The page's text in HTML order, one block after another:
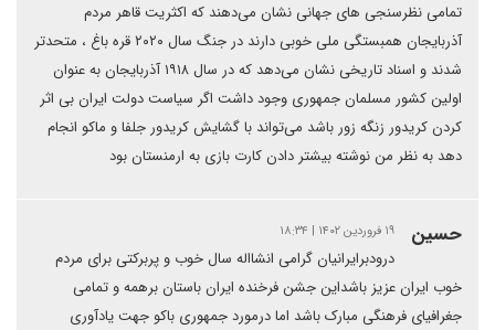
تمامی نظرسنجی های جهانی نشان می‌دهند که اکثریت قاهر مردم
آذربایجان همبستگی ملی خوبی دارند در جنگ سال ۲۰۲۰ قره باغ ، متحدتر
شدند و اسناد تاریخی نشان می‌دهد که در سال ۱۹۱۸ آذربایجان به عنوان
اولین کشور مسلمان جمهوری وجود داشت اگر سیاست دولت ایران بی اثر
کردن کریدور زنگه زور باشد می‌تواند با گشایش کریدور جلفا و ماکو انجام
دهد به نظر من نوشته بیشتر دادن کارت بازی به ارمنستان بود
حسین ۱۹ فروردین ۱۴۰۲ | ۱۸:۳۴
درودبرایرانیان گرامی انشااله سال خوب و پربرکتی برای مردم
خوب ایران عزیز باشداین جشن فرخنده ایران باستان برهمه و تمامی
جغرافیای فرهنگی مبارک باشد اما درمورد جمهوری باکو جهت یادآوری